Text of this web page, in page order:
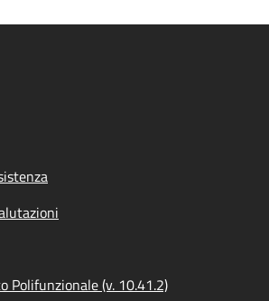
Polifunzionale (v. 10.41.2)